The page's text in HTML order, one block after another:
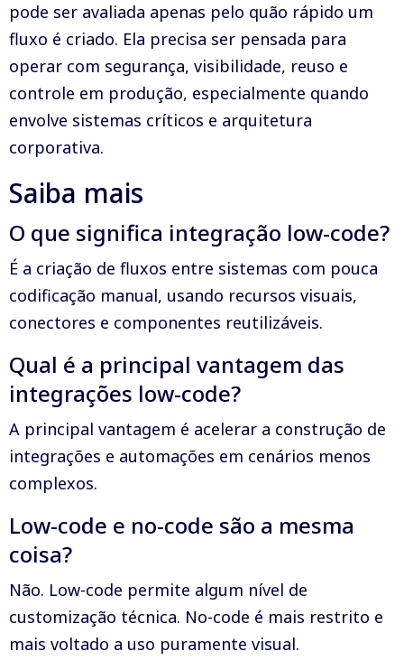
pode ser avaliada apenas pelo quão rápido um
fluxo é criado. Ela precisa ser pensada para
operar com segurança, visibilidade, reuso e
controle em produção, especialmente quando
envolve sistemas críticos e arquitetura
corporativa.
Saiba mais
O que significa integração low-code?
É a criação de fluxos entre sistemas com pouca
codificação manual, usando recursos visuais,
conectores e componentes reutilizáveis.
Qual é a principal vantagem das
integrações low-code?
A principal vantagem é acelerar a construção de
integrações e automações em cenários menos
complexos.
Low-code e no-code são a mesma
coisa?
Não. Low-code permite algum nível de
customização técnica. No-code é mais restrito e
mais voltado a uso puramente visual.